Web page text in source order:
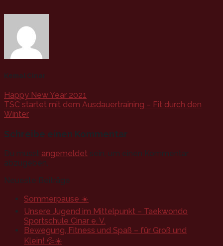
Kemal Cinar
Happy New Year 2021
TSC startet mit dem Ausdauertraining – Fit durch den
Winter
Schreibe einen Kommentar
Du musst angemeldet sein, um einen Kommentar
abzugeben.
Neueste Beiträge
Sommerpause ☀️
Unsere Jugend im Mittelpunkt – Taekwondo
Sportschule Cinar e. V.
Bewegung, Fitness und Spaß – für Groß und
Klein! 💦☀️